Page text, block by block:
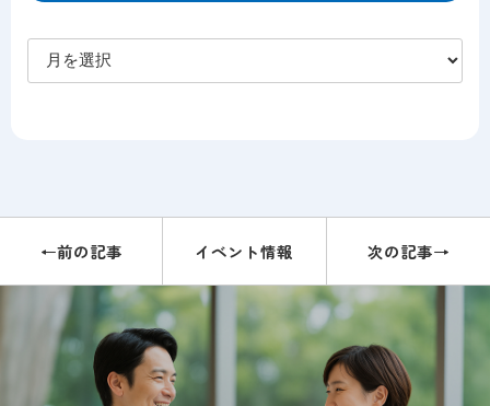
←前の記事 イベント情報 次の記事→